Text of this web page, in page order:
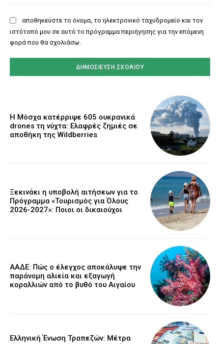
αποθηκεύστε το όνομα, το ηλεκτρονικό ταχυδρομείο και τον
ιστότοπό μου σε αυτό το πρόγραμμα περιήγησης για την επόμενη
φορά που θα σχολιάσω.
Η Μόσχα κατέρριψε 605 ουκρανικά
drones τη νύχτα: Ελαφρές ζημιές σε
αποθήκη της Wildberries
Ξεκινάει η υποβολή αιτήσεων για το
Πρόγραμμα «Τουρισμός για Όλους
2026-2027»: Ποιοι οι δικαιούχοι
ΑΑΔΕ: Πώς ο έλεγχος αποκάλυψε την
παράνομη αλιεία και εξαγωγή
κοραλλιών από το βυθό του Αιγαίου
Ελληνική Ένωση Τραπεζών: Μέτρα